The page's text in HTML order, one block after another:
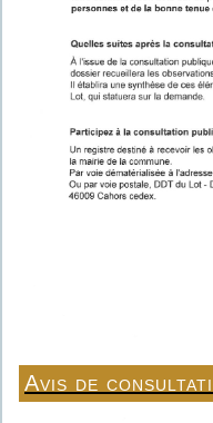
Avis de